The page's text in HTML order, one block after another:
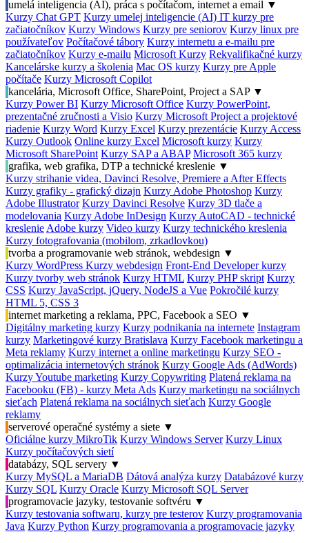
umelá inteligencia (AI), práca s počítačom, internet a email ▼
Kurzy Chat GPT Kurzy umelej inteligencie (AI) IT kurzy pre
začiatočníkov Kurzy Windows Kurzy pre seniorov Kurzy linux pre
používateľov Počítačové tábory Kurzy internetu a e-mailu pre
začiatočníkov Kurzy e-mailu Microsoft Kurzy Rekvalifikačné kurzy
Kancelárske kurzy a školenia Mac OS kurzy Kurzy pre Apple
počítače Kurzy Microsoft Copilot
kancelária, Microsoft Office, SharePoint, Project a SAP ▼
Kurzy Power BI Kurzy Microsoft Office Kurzy PowerPoint,
prezentačné zručnosti a Visio Kurzy Microsoft Project a projektové
riadenie Kurzy Word Kurzy Excel Kurzy prezentácie Kurzy Access
Kurzy Outlook Online kurzy Excel Microsoft kurzy Kurzy
Microsoft SharePoint Kurzy SAP a ABAP Microsoft 365 kurzy
grafika, web grafika, DTP a technické kreslenie ▼
Kurzy strihanie videa, Davinci Resolve, Premiere a After Effects
Kurzy grafiky - grafický dizajn Kurzy Adobe Photoshop Kurzy
Adobe Illustrator Kurzy Davinci Resolve Kurzy 3D tlače a
modelovania Kurzy Adobe InDesign Kurzy AutoCAD - technické
kreslenie Adobe kurzy Video kurzy Kurzy technického kreslenia
Kurzy fotografovania (mobilom, zrkadlovkou)
tvorba a programovanie web stránok, webdesign ▼
Kurzy WordPress Kurzy webdesign Front-End Developer kurzy
Kurzy tvorby web stránok Kurzy HTML Kurzy PHP skript Kurzy
CSS Kurzy JavaScript, jQuery, NodeJS a Vue Pokročilé kurzy
HTML 5, CSS 3
internet marketing a reklama, PPC, Facebook a SEO ▼
Digitálny marketing kurzy Kurzy podnikania na internete Instagram
kurzy Marketingové kurzy Bratislava Kurzy Facebook marketingu a
Meta reklamy Kurzy internet a online marketingu Kurzy SEO -
optimalizácia internetových stránok Kurzy Google Ads (AdWords)
Kurzy Youtube marketing Kurzy Copywriting Platená reklama na
Facebooku (FB) - kurzy Meta Ads Kurzy marketingu na sociálnych
sieťach Platená reklama na sociálnych sieťach Kurzy Google
reklamy
serverové operačné systémy a siete ▼
Oficiálne kurzy MikroTik Kurzy Windows Server Kurzy Linux
Kurzy počítačových sietí
databázy, SQL servery ▼
Kurzy MySQL a MariaDB Dátová analýza kurzy Databázové kurzy
Kurzy SQL Kurzy Oracle Kurzy Microsoft SQL Server
programovacie jazyky, testovanie softvéru ▼
Kurzy testovania softwaru, kurzy pre testerov Kurzy programovania
Java Kurzy Python Kurzy programovania a programovacie jazyky